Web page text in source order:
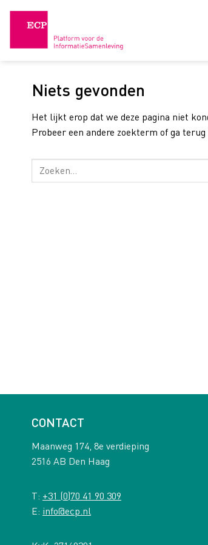
Niets gevonden
Het lijkt erop dat we deze pagina niet
Probeer een andere zoekterm of ga terug
CONTACT
Maanweg 174, 8e verdieping
2516 AB Den Haag
T: +31 (0)70 41 90 309
E: info@ecp.nl